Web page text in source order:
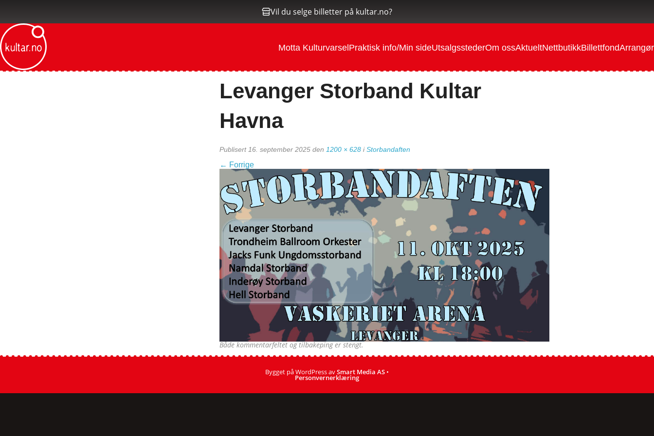
Vil du selge billetter på kultar.no?
Motta KulturvarselPraktisk info/Min sideUtsalgsstederOm ossAktueltNettbutikkBillettfondArrangør
Levanger Storband Kultar
Havna
Publisert 16. september 2025 den 1200 × 628 iStorbandaften
← Forrige
Både kommentarfeltet og tilbakeping er stengt.
Bygget på WordPress avSmart Media AS •
Personvernerklæring